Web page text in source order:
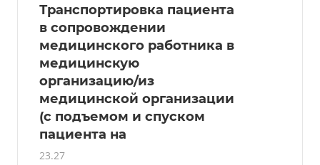
Транспортировка пациента
в сопровождении
медицинского работника в
медицинскую
организацию/из
медицинской организации
(с подъемом и спуском
пациента на
23.27